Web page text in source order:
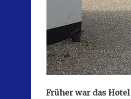
Früher war das Hotel